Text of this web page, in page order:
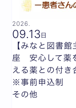
2026.
09.13 日
【みなと図書
座 安心して薬
える薬との付き
※事前申込制
その他